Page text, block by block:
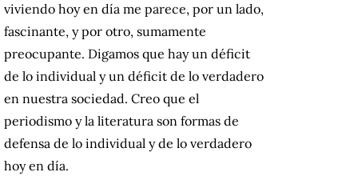
viviendo hoy en día me parece, por un lado,
fascinante, y por otro, sumamente
preocupante. Digamos que hay un déficit
de lo individual y un déficit de lo verdadero
en nuestra sociedad. Creo que el
periodismo y la literatura son formas de
defensa de lo individual y de lo verdadero
hoy en día.